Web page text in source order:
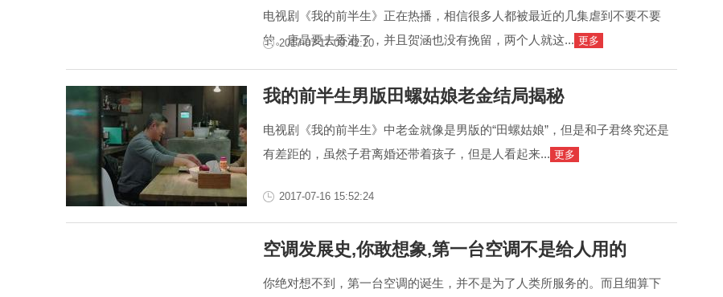
电视剧《我的前半生》正在热播，相信很多人都被最近的几集虐到不要不要
的。唐晶要去香港了，并且贺涵也没有挽留，两个人就这... 更多
2017-07-17 09:42:20
我的前半生男版田螺姑娘老金结局揭秘
电视剧《我的前半生》中老金就像是男版的“田螺姑娘”，但是和子君终究还是
有差距的，虽然子君离婚还带着孩子，但是人看起来... 更多
2017-07-16 15:52:24
空调发展史,你敢想象,第一台空调不是给人用的
你绝对想不到，第一台空调的诞生，并不是为了人类所服务的。而且细算下